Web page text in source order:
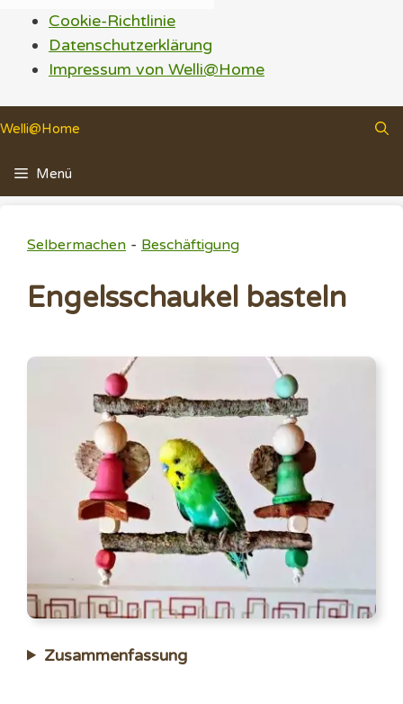
Cookie-Richtlinie
Datenschutzerklärung
Impressum von Welli@Home
Inhalt
springen
Welli@Home
Menü
Selbermachen - Beschäftigung
Engelsschaukel basteln
Zusammenfassung